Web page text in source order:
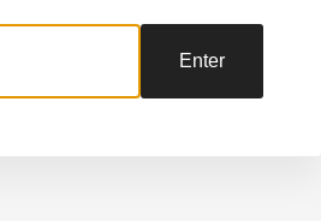
Enter